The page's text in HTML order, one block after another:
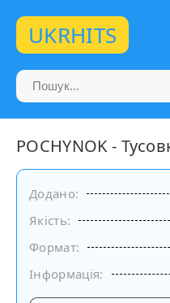
UKRHITS
POCHYNOK -
Додано:
Якість:
Формат:
Інформація: